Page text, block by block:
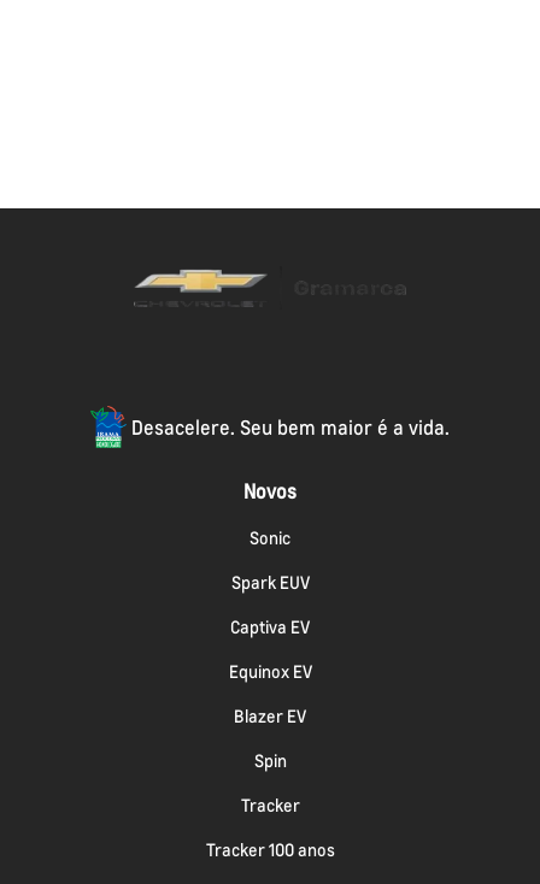
Desacelere. Seu bem maior é a vida.
Novos
Sonic
Spark EUV
Captiva EV
Equinox EV
Blazer EV
Spin
Tracker
Tracker 100 anos